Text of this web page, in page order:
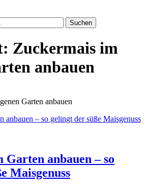
Zuckermais im
anbauen
Garten anbauen
anbauen – so
Maisgenuss